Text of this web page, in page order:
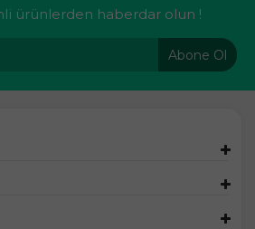
ürünlerden haberdar olun !
Abone Ol